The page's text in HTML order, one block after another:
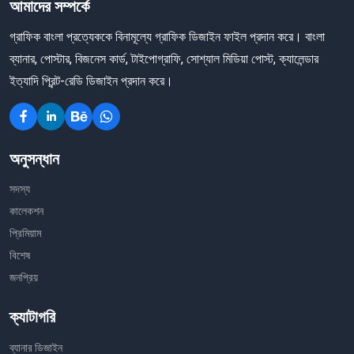
আমাদের সম্পর্কে
গ্রাফিক বাংলা প্রত্যেককে বিনামূল্যে গ্রাফিক ডিজাইন ফাইল প্রদান করে। বাংলা
ব্যানার, পোস্টার, বিজনেস কার্ড, টাইপোগ্রাফি, সোশ্যাল মিডিয়া পোস্ট, ক্যালেন্ডার
ইত্যাদি প্রিন্ট-রেডি ডিজাইন প্রদান করে।
অনুসন্ধান
সদস্য
কালেকশন
প্রিমিয়াম
বিশেষ
জনপ্রিয়
ক্যাটাগরি
ব্যানার ডিজাইন